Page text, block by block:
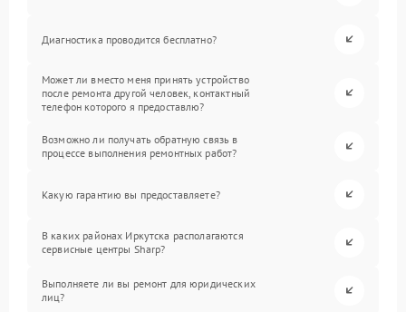
Диагностика проводится бесплатно?
Может ли вместо меня принять устройство
после ремонта другой человек, контактный
телефон которого я предоставлю?
Возможно ли получать обратную связь в
процессе выполнения ремонтных работ?
Какую гарантию вы предоставляете?
В каких районах Иркутска располагаются
сервисные центры Sharp?
Выполняете ли вы ремонт для юридических
лиц?